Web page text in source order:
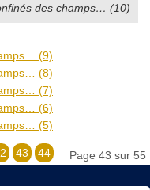
des champs… (10)
(9)
(8)
(7)
(6)
(5)
Page 43 sur 55
43
44